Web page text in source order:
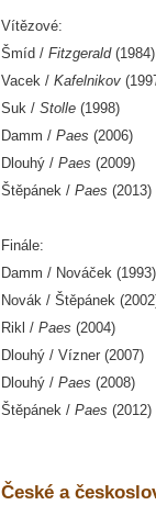
Vítězové:
Šmíd / Fitzgerald(1984)
Vacek / Kafelnikov
Suk / Stolle (1998)
Damm / Paes (2006)
Dlouhý / Paes (2009)
Štěpánek / Paes (2013)
Finále:
Damm / Nováček (1993)
Novák / Štěpánek
Rikl / Paes (2004)
Dlouhý / Vízner (2007)
Dlouhý / Paes (2008)
Štěpánek / Paes (2012)
České a